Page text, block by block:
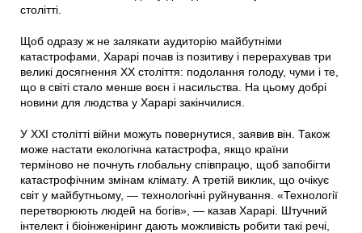
столітті.
Щоб одразу ж не залякати аудиторію майбутніми
катастрофами, Харарі почав із позитиву і перерахував три
великі досягнення ХХ століття: подолання голоду, чуми і те,
що в світі стало менше воєн і насильства. На цьому добрі
новини для людства у Харарі закінчилися.
У ХХI столітті війни можуть повернутися, заявив він. Також
може настати екологічна катастрофа, якщо країни
терміново не почнуть глобальну співпрацю, щоб запобігти
катастрофічним змінам клімату. А третій виклик, що очікує
світ у майбутньому, — технологічні руйнування. «Технології
перетворюють людей на богів», — казав Харарі. Штучний
інтелект і біоінженіринг дають можливість робити такі речі,